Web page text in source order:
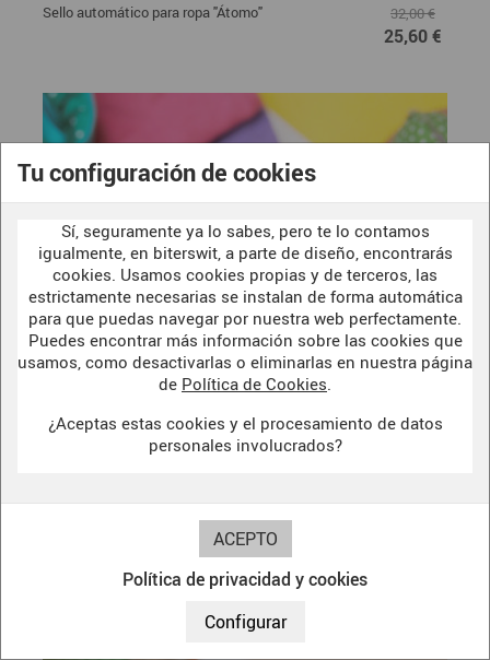
Tu configuración de cookies
Sí, seguramente ya lo sabes, pero te lo contamos
igualmente, en biterswit, a parte de diseño, encontrarás
cookies. Usamos cookies propias y de terceros, las
estrictamente necesarias se instalan de forma automática
para que puedas navegar por nuestra web perfectamente.
Puedes encontrar más información sobre las cookies que
usamos, como desactivarlas o eliminarlas en nuestra página
de Política de Cookies.
¿Aceptas estas cookies y el procesamiento de datos
personales involucrados?
Política de privacidad y cookies
Sello automático para ropa "Átomo" 32,00 €
25,60 €
Sello automático ropa "Piedra, papel,